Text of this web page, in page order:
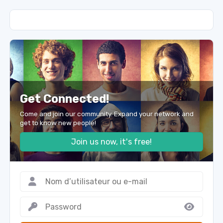
Get Connected!
Come and join our community. Expand your network and
get to know new people!
Join us now, it's free!